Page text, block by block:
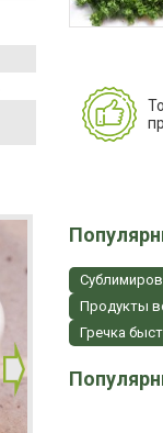
Продукты
Гречка